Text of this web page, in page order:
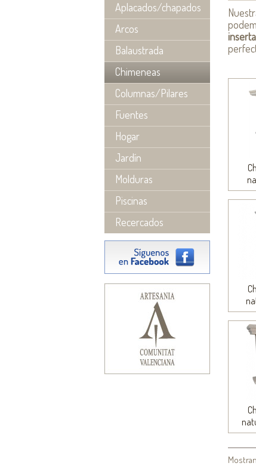
Aplacados/chapados
Arcos
Balaustrada
Chimeneas
Columnas/Pilares
Fuentes
Hogar
Jardín
Molduras
Piscinas
Recercados